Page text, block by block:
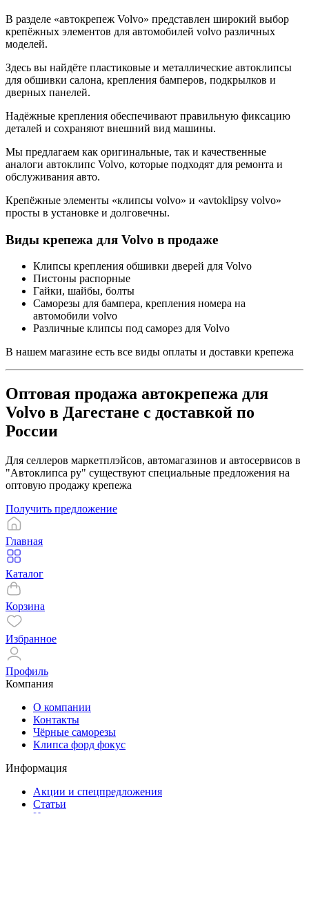
В разделе «автокрепеж Volvo» представлен широкий выбор
крепёжных элементов для автомобилей volvo различных
моделей.
Здесь вы найдёте пластиковые и металлические автоклипсы
для обшивки салона, крепления бамперов, подкрылков и
дверных панелей.
Надёжные крепления обеспечивают правильную фиксацию
деталей и сохраняют внешний вид машины.
Мы предлагаем как оригинальные, так и качественные
аналоги автоклипс Volvo, которые подходят для ремонта и
обслуживания авто.
Крепёжные элементы «клипсы volvo» и «avtoklipsy volvo»
просты в установке и долговечны.
Виды крепежа для Volvo в продаже
Клипсы крепления обшивки дверей для Volvo
Пистоны распорные
Гайки, шайбы, болты
Саморезы для бампера, крепления номера на
автомобили volvo
Различные клипсы под саморез для Volvo
В нашем магазине есть все виды оплаты и доставки крепежа
Оптовая продажа автокрепежа для
Volvo в Дагестане с доставкой по
России
Для селлеров маркетплэйсов, автомагазинов и автосервисов в
"Автоклипса ру" существуют специальные предложения на
оптовую продажу крепежа
Получить предложение
Главная
Каталог
Корзина
Избранное
Профиль
Компания
О компании
Контакты
Чёрные саморезы
Клипса форд фокус
Информация
Акции и спецпредложения
Статьи
Новости